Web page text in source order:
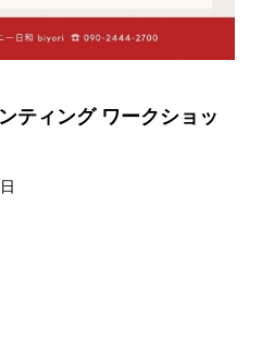
ティング ワークショッ